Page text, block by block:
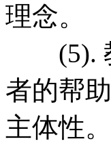
理念。
(5). 教
者的帮
主体性